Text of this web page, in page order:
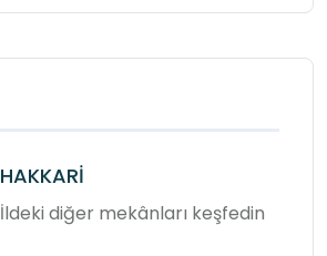
HAKKARİ
İldeki diğer mekânları keşfedin